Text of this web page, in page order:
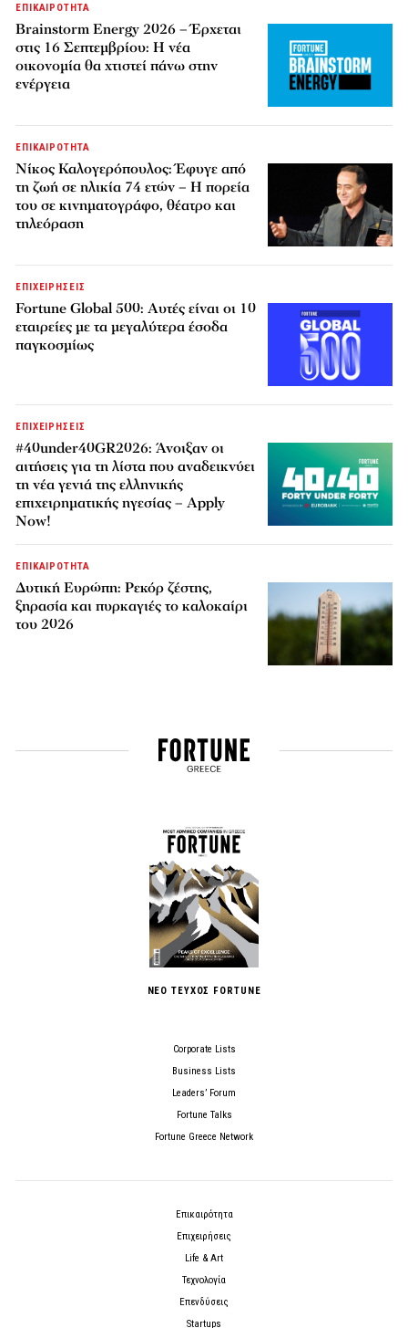
ΕΠΙΚΑΙΡΟΤΗΤΑ
Brainstorm Energy 2026 – Έρχεται
στις 16 Σεπτεμβρίου: Η νέα
οικονομία θα χτιστεί πάνω στην
ενέργεια
ΕΠΙΚΑΙΡΟΤΗΤΑ
Νίκος Καλογερόπουλος: Έφυγε από
τη ζωή σε ηλικία 74 ετών – Η πορεία
του σε κινηματογράφο, θέατρο και
τηλεόραση
ΕΠΙΧΕΙΡΗΣΕΙΣ
Fortune Global 500: Αυτές είναι οι 10
εταιρείες με τα μεγαλύτερα έσοδα
παγκοσμίως
ΕΠΙΧΕΙΡΗΣΕΙΣ
#40under40GR2026: Άνοιξαν οι
αιτήσεις για τη λίστα που αναδεικνύει
τη νέα γενιά της ελληνικής
επιχειρηματικής ηγεσίας – Apply
Now!
ΕΠΙΚΑΙΡΟΤΗΤΑ
Δυτική Ευρώπη: Ρεκόρ ζέστης,
ξηρασία και πυρκαγιές το καλοκαίρι
του 2026
ΝΕΟ ΤΕΥΧΟΣ FORTUNE
Corporate Lists
Business Lists
Leaders’ Forum
Fortune Talks
Fortune Greece Network
Επικαιρότητα
Επιχειρήσεις
Life & Art
Τεχνολογία
Επενδύσεις
Startups